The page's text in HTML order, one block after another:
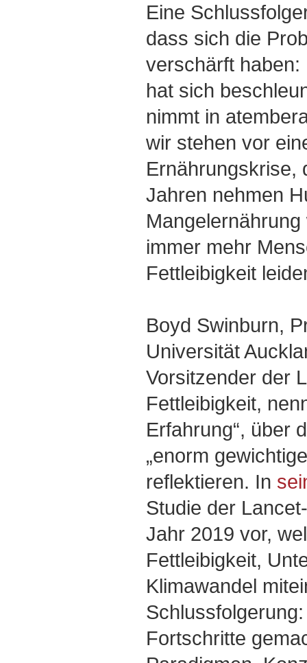
Eine
dass sich die
verschärft haben:
hat sich
nimmt in
wir stehen vor
Ernährungskrise,
Jahren nehmen
immer mehr
Fettleibigkeit
Boyd Swinburn,
Universität
Vorsitzender der
Fettleibigkeit,
Erfahrung“, über
„enorm
reflektieren. In
Studie der
Jahr 2019 vor,
Fettleibigkeit,
Klimawandel
Fortschritte